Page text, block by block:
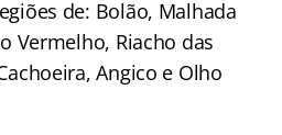
de: Bolão, Malhada
Vermelho, Riacho das
Angico e Olho